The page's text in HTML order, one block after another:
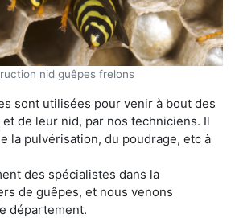
nid guêpes frelons
sont utilisées pour venir à bout des
de leur nid, par nos techniciens. Il
la pulvérisation, du poudrage, etc à
des spécialistes dans la
de guêpes, et nous venons
département.